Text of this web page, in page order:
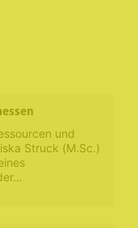
und
Struck (M.Sc.)